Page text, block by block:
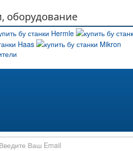
оборудование